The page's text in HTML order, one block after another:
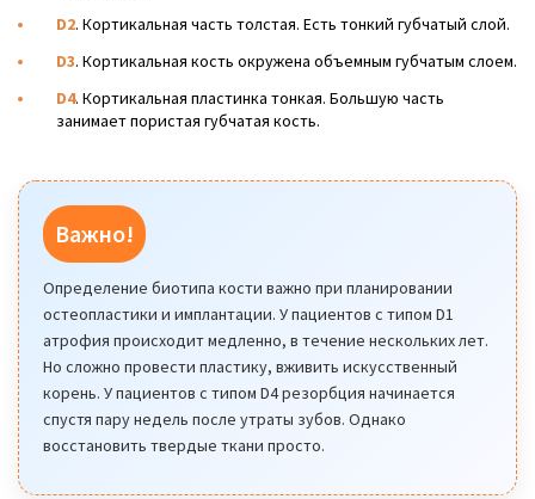
D2. Кортикальная часть толстая. Есть тонкий губчатый слой.
D3. Кортикальная кость окружена объемным губчатым слоем.
D4. Кортикальная пластинка тонкая. Большую часть
занимает пористая губчатая кость.
Важно!
Определение биотипа кости важно при планировании
остеопластики и имплантации. У пациентов с типом D1
атрофия происходит медленно, в течение нескольких лет.
Но сложно провести пластику, вживить искусственный
корень. У пациентов с типом D4 резорбция начинается
спустя пару недель после утраты зубов. Однако
восстановить твердые ткани просто.